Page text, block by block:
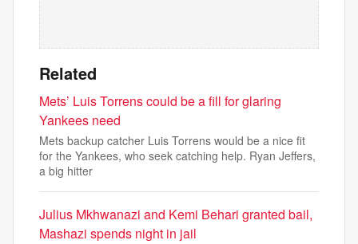
Related
Mets’ Luis Torrens could be a fill for glaring
Yankees need
Mets backup catcher Luis Torrens would be a nice fit
for the Yankees, who seek catching help. Ryan Jeffers,
a big hitter
Julius Mkhwanazi and Kemi Behari granted bail,
Mashazi spends night in jail